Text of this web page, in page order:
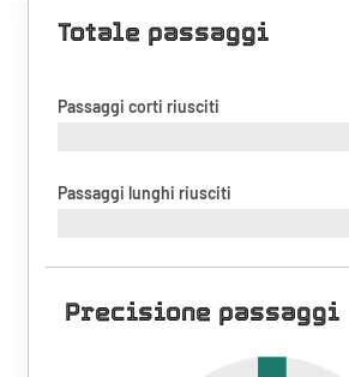
Totale passaggi
Passaggi corti riusciti
Passaggi lunghi riusciti
Precisione passaggi